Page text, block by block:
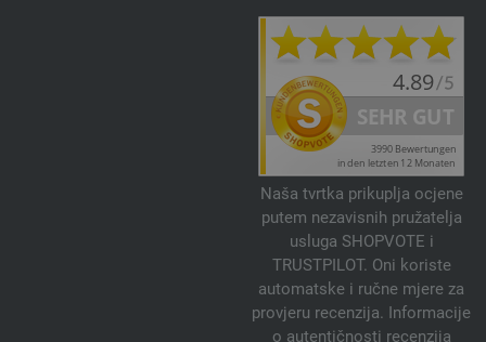
Naša tvrtka prikuplja ocjene
putem nezavisnih pružatelja
usluga SHOPVOTE i
TRUSTPILOT. Oni koriste
automatske i ručne mjere za
provjeru recenzija. Informacije
o autentičnosti recenzija